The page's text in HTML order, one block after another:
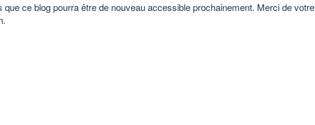
que ce blog pourra être de nouveau accessible prochainement. Merci de votre